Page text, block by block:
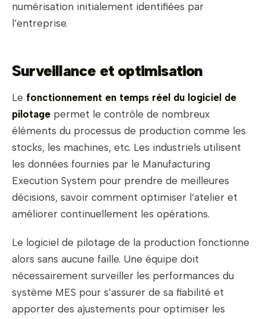
numérisation initialement identifiées par
l’entreprise.
Surveillance et optimisation
Le fonctionnement en temps réel du logiciel de
pilotage permet le contrôle de nombreux
éléments du processus de production comme les
stocks, les machines, etc. Les industriels utilisent
les données fournies par le Manufacturing
Execution System pour prendre de meilleures
décisions, savoir comment optimiser l’atelier et
améliorer continuellement les opérations.
Le logiciel de pilotage de la production fonctionne
alors sans aucune faille. Une équipe doit
nécessairement surveiller les performances du
système MES pour s’assurer de sa fiabilité et
apporter des ajustements pour optimiser les